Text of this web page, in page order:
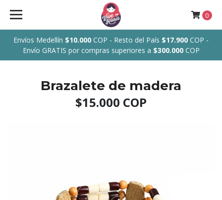
Envíos Medellín $10.000 COP - Resto del País $17.900 COP -
Envío GRATIS por compras superiores a $300.000COP
0
Brazalete de madera
$15.000 COP